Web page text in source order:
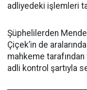
adliyedeki işlemleri
Şüphelilerden
Çiçek’in de
mahkeme
adli kontrol şartıyla